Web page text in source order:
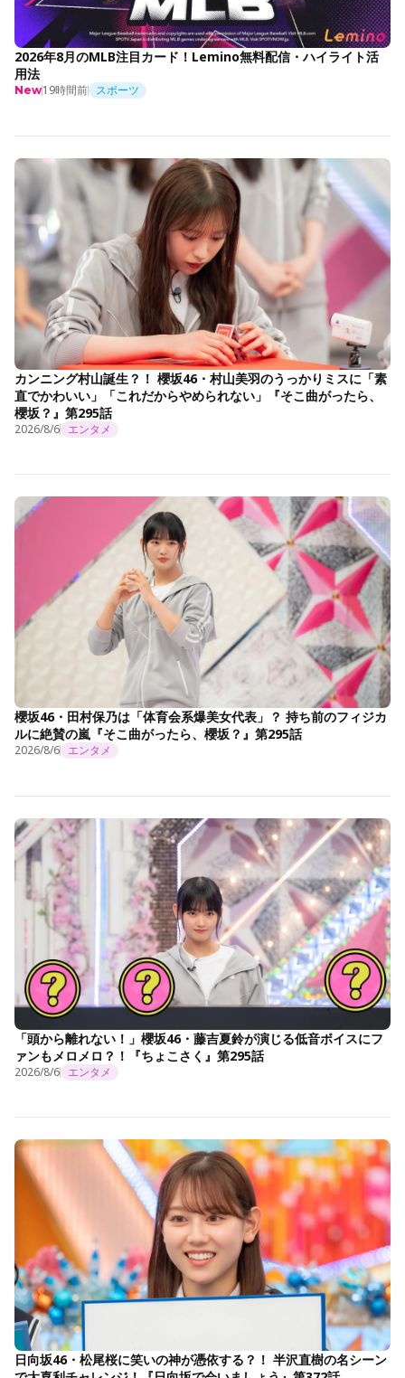
2026年8月のMLB注目カード！Lemino無料配信・ハイライト活
用法
New19時間前 スポーツ
カンニング村山誕生？！ 櫻坂46・村山美羽のうっかりミスに「素
直でかわいい」「これだからやめられない」『そこ曲がったら、
櫻坂？』第295話
2026/8/6 エンタメ
櫻坂46・田村保乃は「体育会系爆美女代表」？ 持ち前のフィジカ
ルに絶賛の嵐『そこ曲がったら、櫻坂？』第295話
2026/8/6 エンタメ
「頭から離れない！」櫻坂46・藤吉夏鈴が演じる低音ボイスにフ
ァンもメロメロ？！『ちょこさく』第295話
2026/8/6 エンタメ
日向坂46・松尾桜に笑いの神が憑依する？！ 半沢直樹の名シーン